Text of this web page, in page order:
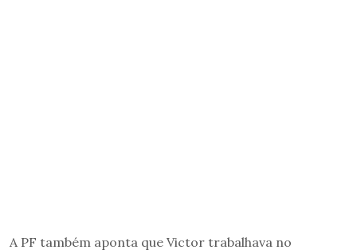
A PF também aponta que Victor trabalhava no